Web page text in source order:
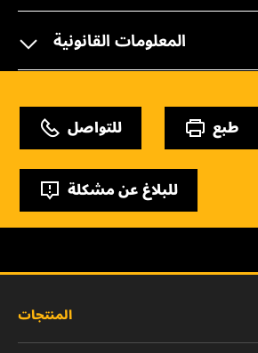
المعلومات القانونية
للتواصل طبع
للبلاغ عن مشكلة
المنتجات